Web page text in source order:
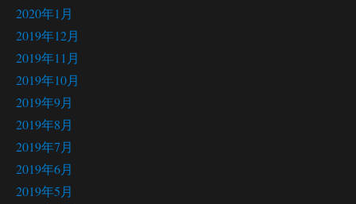
2020年1月
2019年12月
2019年11月
2019年10月
2019年9月
2019年8月
2019年7月
2019年6月
2019年5月